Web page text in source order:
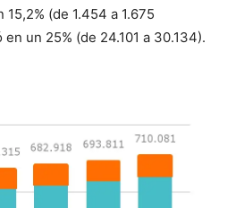
(de 1.454 a 1.675
un 25% (de 24.101 a 30.134).